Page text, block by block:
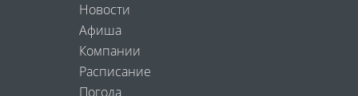
Новости
Афиша
Компании
Расписание
Погода